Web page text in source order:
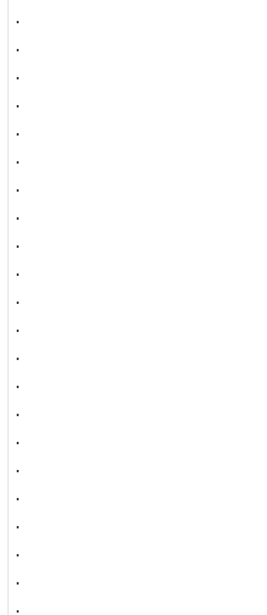
.
.
.
.
.
.
.
.
.
.
.
.
.
.
.
.
.
.
.
.
.
.